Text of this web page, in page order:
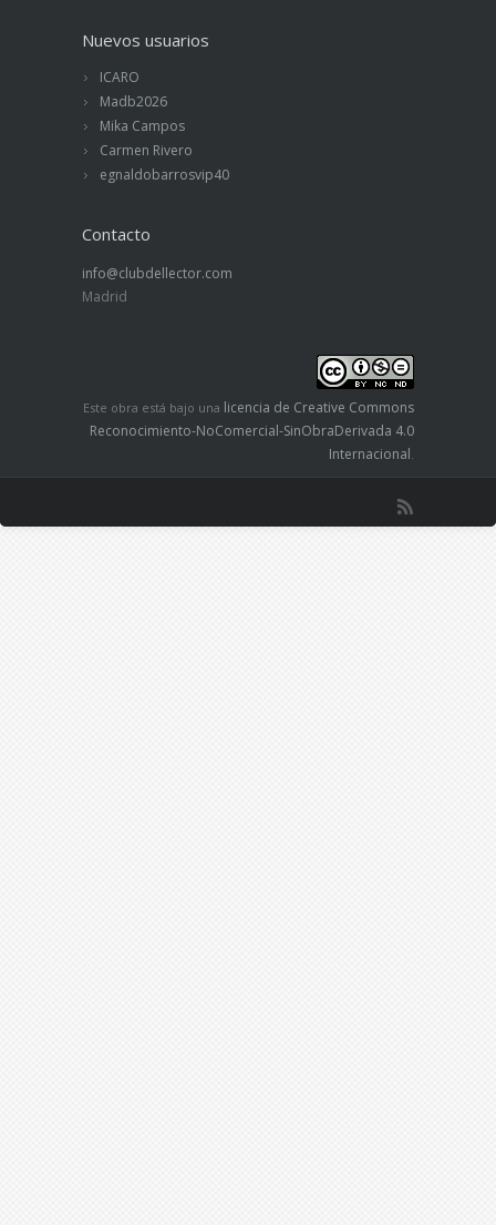
Nuevos usuarios
ICARO
Madb2026
Mika Campos
Carmen Rivero
egnaldobarrosvip40
Contacto
info@clubdellector.com
Madrid
Este obra está bajo una licencia de Creative Commons
Reconocimiento-NoComercial-SinObraDerivada 4.0
Internacional